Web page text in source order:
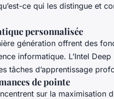
ce qui les distingue et
personnalisée
génération offrent des
informatique. L’Intel
tâches d’apprentissage
de pointe
sur la maximisation